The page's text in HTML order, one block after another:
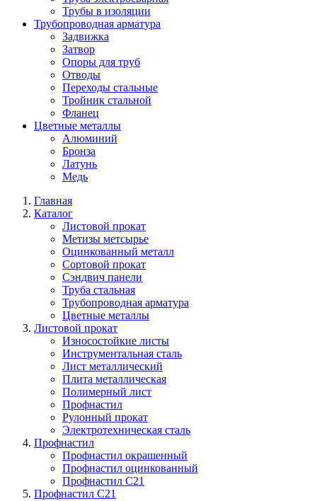
Трубы в изоляции
Трубопроводная арматура
Задвижка
Затвор
Опоры для труб
Отводы
Переходы стальные
Тройник стальной
Фланец
Цветные металлы
Алюминий
Бронза
Латунь
Медь
Главная
Каталог
Листовой прокат
Метизы метсырье
Оцинкованный металл
Сортовой прокат
Сэндвич панели
Труба стальная
Трубопроводная арматура
Цветные металлы
Листовой прокат
Износостойкие листы
Инструментальная сталь
Лист металлический
Плита металлическая
Полимерный лист
Профнастил
Рулонный прокат
Электротехническая сталь
Профнастил
Профнастил окрашенный
Профнастил оцинкованный
Профнастил С21
Профнастил С21